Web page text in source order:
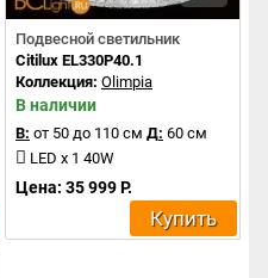
Подвесной светильник
Citilux EL330P40.1
Коллекция: Olimpia
В наличии
В: от 50 до 110 см Д: 60 см
LED x 1 40W
Цена: 35 999 Р.
Купить